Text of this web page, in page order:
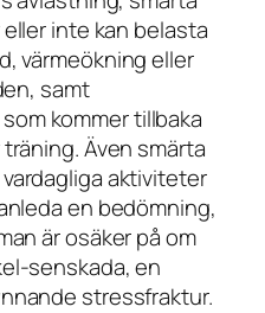
inte kan belasta
värmeökning eller
samt
kommer tillbaka
Även smärta
aktiviteter
en bedömning,
är osäker på om
senskada, en
stressfraktur.